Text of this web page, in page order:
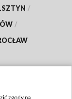
/
/
zgody na